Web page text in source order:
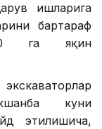
ишларига
бартараф
га яқин
куни
этилишича,